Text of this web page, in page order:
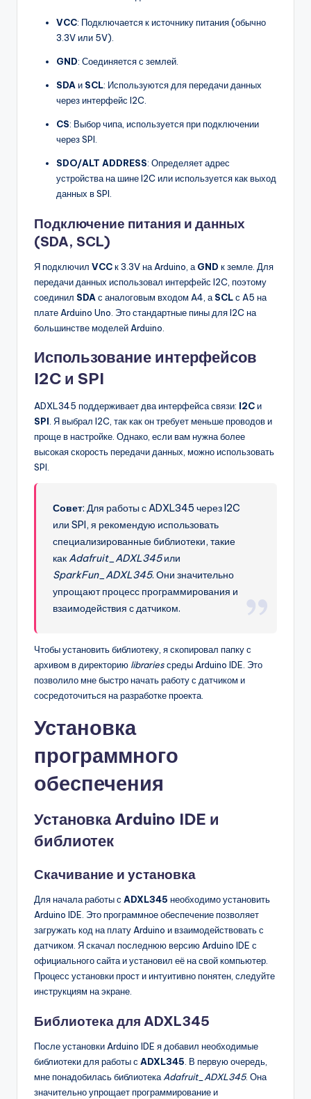
VCC: Подключается к источнику питания (обычно
3.3V или 5V).
GND: Соединяется с землей.
SDA и SCL: Используются для передачи данных
через интерфейс I2C.
CS: Выбор чипа, используется при подключении
через SPI.
SDO/ALT ADDRESS: Определяет адрес
устройства на шине I2C или используется как выход
данных в SPI.
Подключение питания и данных
(SDA, SCL)
Я подключил VCCк 3.3V на Arduino, а GND к земле. Для
передачи данных использовал интерфейс I2C, поэтому
соединил SDA с аналоговым входом A4, а SCLс A5 на
плате Arduino Uno. Это стандартные пины для I2C на
большинстве моделей Arduino.
Использование интерфейсов
I2C и SPI
ADXL345 поддерживает два интерфейса связи: I2Cи
SPI . Я выбрал I2C, так как он требует меньше проводов и
проще в настройке. Однако, если вам нужна более
высокая скорость передачи данных, можно использовать
SPI.
Совет: Для работы с ADXL345 через I2C
или SPI, я рекомендую использовать
специализированные библиотеки, такие
какAdafruit_ADXL345или
SparkFun_ADXL345. Они значительно
упрощают процесс программирования и
взаимодействия с датчиком.
Чтобы установить библиотеку, я скопировал папку с
архивом в директорию librariesсреды Arduino IDE. Это
позволило мне быстро начать работу с датчиком и
сосредоточиться на разработке проекта.
Установка
программного
обеспечения
Установка Arduino IDE и
библиотек
Скачивание и установка
Для начала работы с ADXL345 необходимо установить
Arduino IDE. Это программное обеспечение позволяет
загружать код на плату Arduino и взаимодействовать с
датчиком. Я скачал последнюю версию Arduino IDE с
официального сайта и установил её на свой компьютер.
Процесс установки прост и интуитивно понятен, следуйте
инструкциям на экране.
Библиотека для ADXL345
После установки Arduino IDE я добавил необходимые
библиотеки для работы с ADXL345. В первую очередь,
мне понадобилась библиотекаAdafruit_ADXL345. Она
значительно упрощает программирование и